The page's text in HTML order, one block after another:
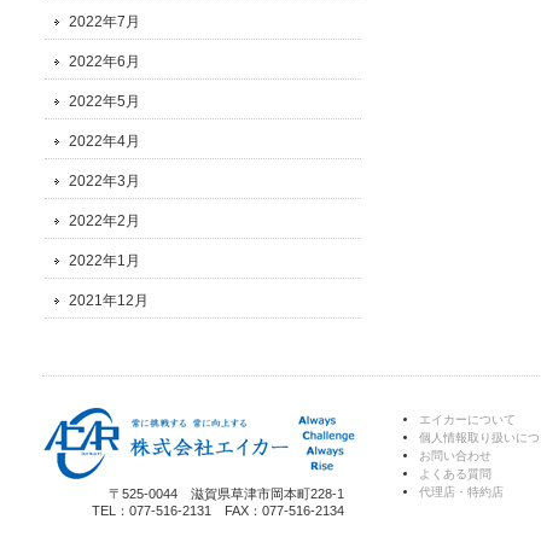
2022年7月
2022年6月
2022年5月
2022年4月
2022年3月
2022年2月
2022年1月
2021年12月
〒525-0044 滋賀県草津市岡本町228-1
TEL：077-516-2131 FAX：077-516-2134
エイカーについて
個人情報取り扱いに
お問い合わせ
よくある質問
代理店・特約店